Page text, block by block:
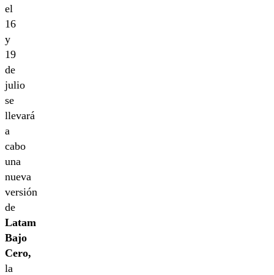
el
16
y
19
de
julio
se
llevará
a
cabo
una
nueva
versión
de
Latam
Bajo
Cero,
la